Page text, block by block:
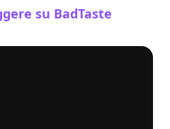
su BadTaste